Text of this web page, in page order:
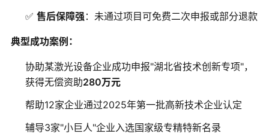
✅ 售后保障强 ：未通过项目可免费二次申报或部分退款
典型成功案例：
协助某激光设备企业成功申报"湖北省技术创新专项"，
获得无偿资助280万元
帮助12家企业通过2025年第一批高新技术企业认定
辅导3家"小巨人"企业入选国家级专精特新名录